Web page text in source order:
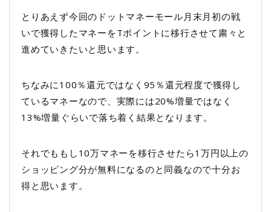
とりあえず今回のドットマネーモール月末月初の戦
いで獲得したマネーをTポイントに移行させて粛々と
進めていきたいと思います。
ちなみに100％還元ではなく95％還元程度で獲得し
ているマネーなので、実際には20%増量ではなく
13%増量ぐらいで落ち着く結果となります。
それでももし10万マネーを移行させたら1万円以上の
ショッピング分が無料になるのと同義なので十分お
得と思います。